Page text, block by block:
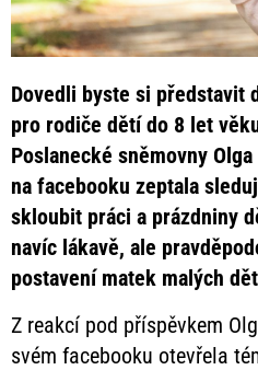
Dovedli byste si představit
pro rodiče dětí do 8 let
Poslanecké sněmovny
na facebooku zeptala
skloubit práci a prázdniny
navíc lákavě, ale
postavení matek malých
Z reakcí pod příspěvkem
svém facebooku otevřela